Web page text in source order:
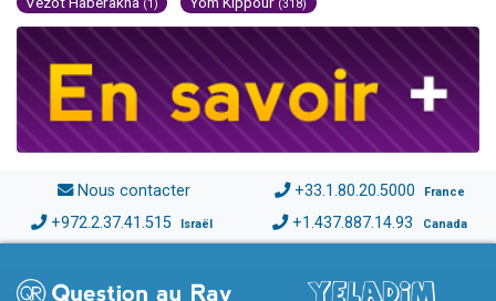
(1) (318)
Nous contacter +33.1.80.20.5000 France
+972.2.37.41.515 Israël +1.437.887.14.93 Canada